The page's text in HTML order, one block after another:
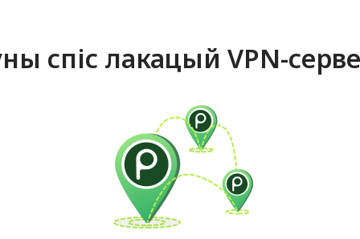
спіс лакацый VPN-